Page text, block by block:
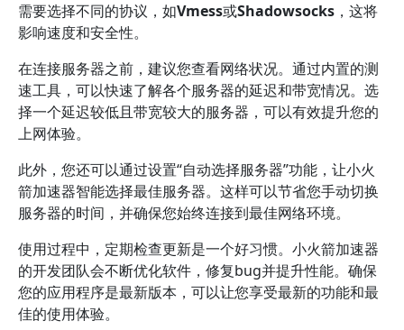
需要选择不同的协议，如Vmess或Shadowsocks ，这将
影响速度和安全性。
在连接服务器之前，建议您查看网络状况。通过内置的测
速工具，可以快速了解各个服务器的延迟和带宽情况。选
择一个延迟较低且带宽较大的服务器，可以有效提升您的
上网体验。
此外，您还可以通过设置“自动选择服务器”功能，让小火
箭加速器智能选择最佳服务器。这样可以节省您手动切换
服务器的时间，并确保您始终连接到最佳网络环境。
使用过程中，定期检查更新是一个好习惯。小火箭加速器
的开发团队会不断优化软件，修复bug并提升性能。确保
您的应用程序是最新版本，可以让您享受最新的功能和最
佳的使用体验。